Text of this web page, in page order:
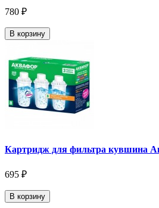
780 ₽
В корзину
Картридж для фильтра кувшина
695 ₽
В корзину